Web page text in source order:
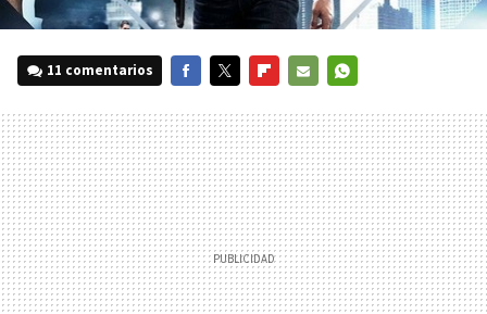
11 comentarios
MAIL